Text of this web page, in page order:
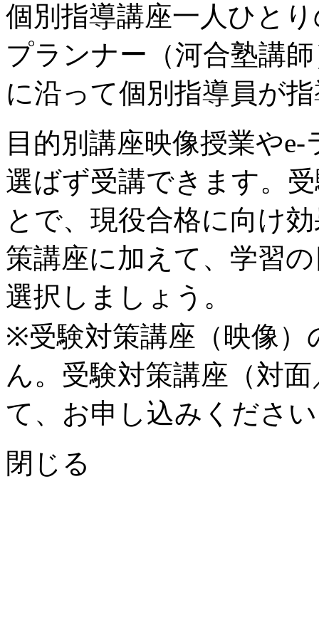
個別指導講座一人ひと
プランナー（河合塾講
に沿って個別指導員が
目的別講座映像授業や
選ばず受講できます。
とで、現役合格に向け
策講座に加えて、学習
選択しましょう。
※受験対策講座（映像
ん。受験対策講座（対
て、お申し込みくださ
閉じる